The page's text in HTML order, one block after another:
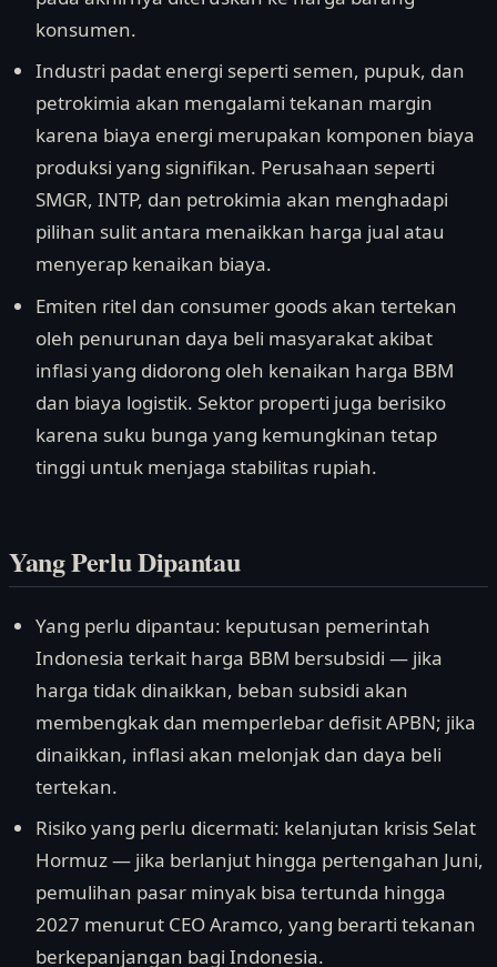
konsumen.
Industri padat energi seperti semen, pupuk, dan
petrokimia akan mengalami tekanan margin
karena biaya energi merupakan komponen biaya
produksi yang signifikan. Perusahaan seperti
SMGR, INTP, dan petrokimia akan menghadapi
pilihan sulit antara menaikkan harga jual atau
menyerap kenaikan biaya.
Emiten ritel dan consumer goods akan tertekan
oleh penurunan daya beli masyarakat akibat
inflasi yang didorong oleh kenaikan harga BBM
dan biaya logistik. Sektor properti juga berisiko
karena suku bunga yang kemungkinan tetap
tinggi untuk menjaga stabilitas rupiah.
Yang Perlu Dipantau
Yang perlu dipantau: keputusan pemerintah
Indonesia terkait harga BBM bersubsidi — jika
harga tidak dinaikkan, beban subsidi akan
membengkak dan memperlebar defisit APBN; jika
dinaikkan, inflasi akan melonjak dan daya beli
tertekan.
Risiko yang perlu dicermati: kelanjutan krisis Selat
Hormuz — jika berlanjut hingga pertengahan Juni,
pemulihan pasar minyak bisa tertunda hingga
2027 menurut CEO Aramco, yang berarti tekanan
berkepanjangan bagi Indonesia.